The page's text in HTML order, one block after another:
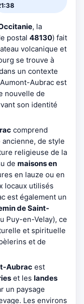
, la
postal 48130) fait
volcanique et
se trouve à
un contexte
Aubrac est
nouvelle de
son identité
comprend
ancienne, de style
religieuse de la
de maisons en
en lauze ou en
locaux utilisés
est également un
de Saint-
Puy-en-Velay), ce
et spirituelle
et de
Aubrac est
et les landes
un paysage
Les environs